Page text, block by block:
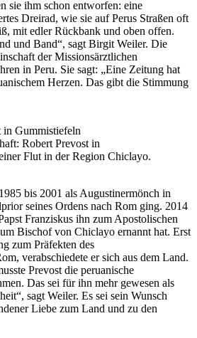
sie ihm schon entworfen: eine
Dreirad, wie sie auf Perus Straßen oft
mit edler Rückbank und oben offen.
und Band“, sagt Birgit Weiler. Die
der Missionsärztlichen
in Peru. Sie sagt: „Eine Zeitung hat
Herzen. Das gibt die Stimmung
Robert Prevost in
Flut in der Region Chiclayo.
bis 2001 als Augustinermönch in
seines Ordens nach Rom ging. 2014
Franziskus ihn zum Apostolischen
Bischof von Chiclayo ernannt hat. Erst
zum Präfekten des
verabschiedete er sich aus dem Land.
Prevost die peruanische
Das sei für ihn mehr gewesen als
sagt Weiler. Es sei sein Wunsch
Liebe zum Land und zu den